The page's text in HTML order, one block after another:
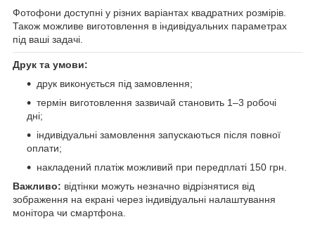
Фотофони доступні у різних варіантах квадратних розмірів.
Також можливе виготовлення в індивідуальних параметрах
під ваші задачі.
Друк та умови:
друк виконується під замовлення;
термін виготовлення зазвичай становить 1–3 робочі
дні;
індивідуальні замовлення запускаються після повної
оплати;
накладений платіж можливий при передплаті 150 грн.
Важливо: відтінки можуть незначно відрізнятися від
зображення на екрані через індивідуальні налаштування
монітора чи смартфона.